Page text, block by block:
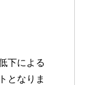
下による
となりま